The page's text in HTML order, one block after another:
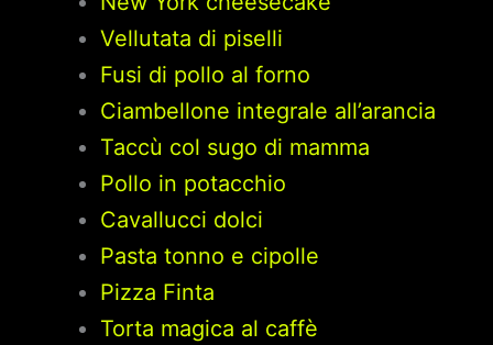
Vellutata di piselli
Fusi di pollo al forno
Ciambellone integrale all’arancia
Taccù col sugo di mamma
Pollo in potacchio
Cavallucci dolci
Pasta tonno e cipolle
Pizza Finta
Torta magica al caffè